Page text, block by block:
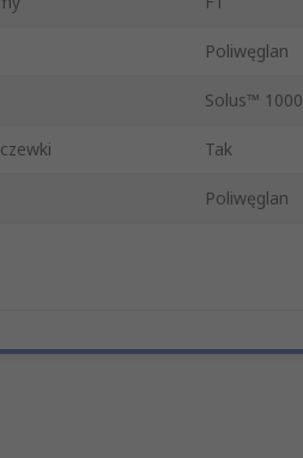
Poliwęglan
Solus™ 1000
Tak
Poliwęglan